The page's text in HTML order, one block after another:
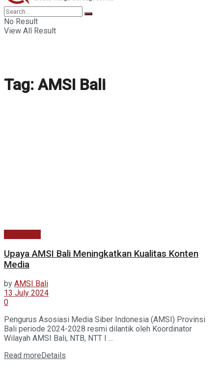
No Result
View All Result
Tag: AMSI Bali
Upaya AMSI Bali Meningkatkan Kualitas Konten
Media
by AMSI Bali
13 July 2024
0
Pengurus Asosiasi Media Siber Indonesia (AMSI) Provinsi
Bali periode 2024-2028 resmi dilantik oleh Koordinator
Wilayah AMSI Bali, NTB, NTT I ...
Read more Details